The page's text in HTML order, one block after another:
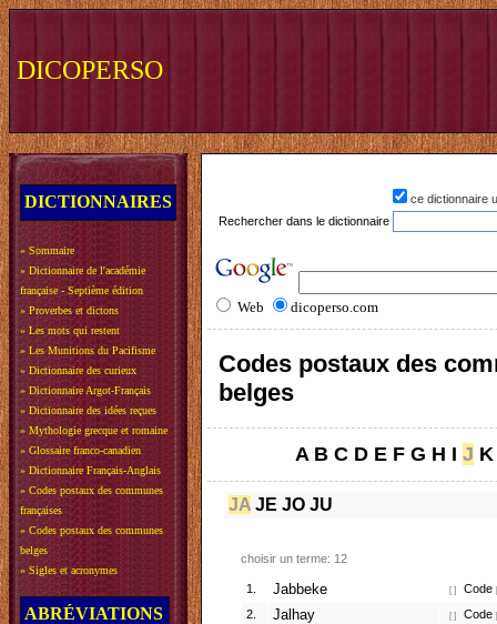
DICOPERSO
DICTIONNAIRES
» Sommaire
» Dictionnaire de l'académie
française - Septième édition
» Proverbes et dictons
» Les mots qui restent
» Les Munitions du Pacifisme
» Dictionnaire des curieux
» Dictionnaire Argot-Français
» Dictionnaire des idées reçues
» Mythologie grecque et romaine
» Glossaire franco-canadien
» Dictionnaire Français-Anglais
» Codes postaux des communes
françaises
» Codes postaux des communes
belges
» Sigles et acronymes
ABRÉVIATIONS
ce dictionnaire
Rechercher dans le dictionnaire
Web dicoperso.com
Codes postaux des
belges
A B C D E F G H I J K
JA JE JO JU
choisir un terme: 12
1. Jabbeke [ ]
Code
2.
Jalhay [ ]
Code